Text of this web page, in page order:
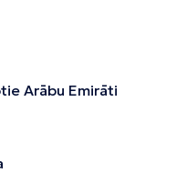
Arābu Emirāti